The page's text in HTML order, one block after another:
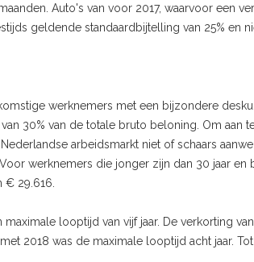
Auto's van voor 2017, waarvoor een
geldende standaardbijtelling van 25% en
werknemers met een bijzondere
30% van de totale bruto beloning. Om aan
arbeidsmarkt niet of schaars
werknemers die jonger zijn dan 30 jaar
€ 29.616.
maximale looptijd van vijf jaar. De verkorting
2018 was de maximale looptijd acht jaar.